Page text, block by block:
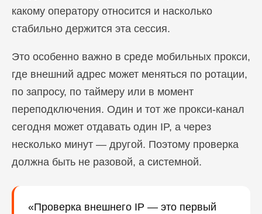
какому оператору относится и насколько
стабильно держится эта сессия.
Это особенно важно в среде мобильных прокси,
где внешний адрес может меняться по ротации,
по запросу, по таймеру или в момент
переподключения. Один и тот же прокси-канал
сегодня может отдавать один IP, а через
несколько минут — другой. Поэтому проверка
должна быть не разовой, а системной.
«Проверка внешнего IP — это первый